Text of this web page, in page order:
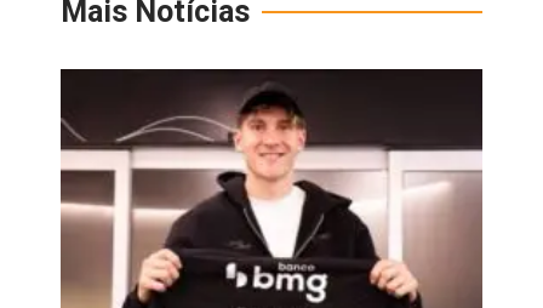
Mais Notícias